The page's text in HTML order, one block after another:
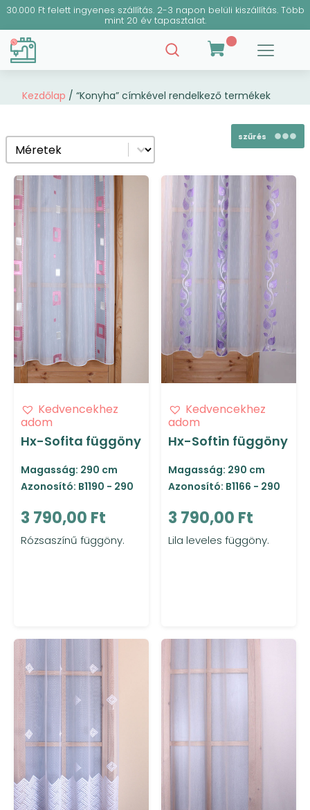
30.000 Ft felett ingyenes szállítás. 2-3 napon belüli kiszállítás. Több
mint 20 év tapasztalat.
Kezdőlap / “Konyha” címkével rendelkező termékek
Select content szűrés
Kedvencekhez
adom
Hx-Sofita függöny
Magasság: 290 cm
Azonosító: B1190 - 290
3 790,00 Ft
Rózsaszínű függöny.
Kedvencekhez
adom
Hx-Softin függöny
Magasság: 290 cm
Azonosító: B1166 - 290
3 790,00 Ft
Lila leveles függöny.